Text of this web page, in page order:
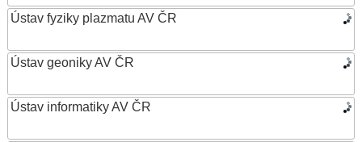
Ústav fyziky plazmatu AV ČR
Ústav geoniky AV ČR
Ústav informatiky AV ČR